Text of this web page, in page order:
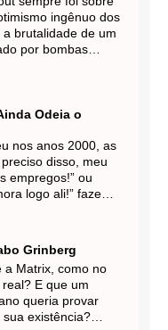
no cenário global.
ingênuo dos
brutalidade de um
por bombas
melhores
games para a TV,
sátira social
estranhamente
tempos.
Odeia o
nos anos 2000, as
disso, meu
empregos!” ou
logo ali!” fazem
é outro, mas o
"Todo Mundo
(Everybody Still
para provar
Grinberg
a Matrix, como no
E que um
queria provar
existência?